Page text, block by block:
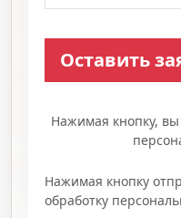
Нажимая кнопку, вы
Нажимая кнопку
обработку